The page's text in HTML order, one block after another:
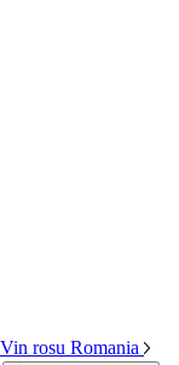
Vin rosu Romania